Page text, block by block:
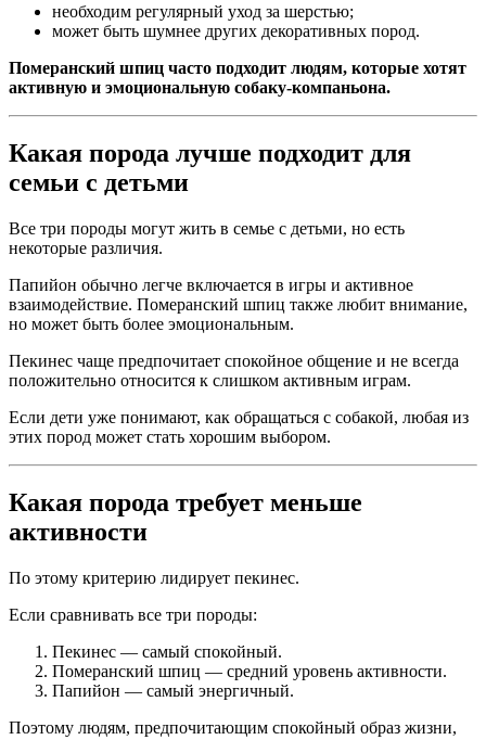
необходим регулярный уход за шерстью;
может быть шумнее других декоративных пород.
Померанский шпиц часто подходит людям, которые хотят
активную и эмоциональную собаку-компаньона.
Какая порода лучше подходит для
семьи с детьми
Все три породы могут жить в семье с детьми, но есть
некоторые различия.
Папийон обычно легче включается в игры и активное
взаимодействие. Померанский шпиц также любит внимание,
но может быть более эмоциональным.
Пекинес чаще предпочитает спокойное общение и не всегда
положительно относится к слишком активным играм.
Если дети уже понимают, как обращаться с собакой, любая из
этих пород может стать хорошим выбором.
Какая порода требует меньше
активности
По этому критерию лидирует пекинес.
Если сравнивать все три породы:
Пекинес — самый спокойный.
Померанский шпиц — средний уровень активности.
Папийон — самый энергичный.
Поэтому людям, предпочитающим спокойный образ жизни,